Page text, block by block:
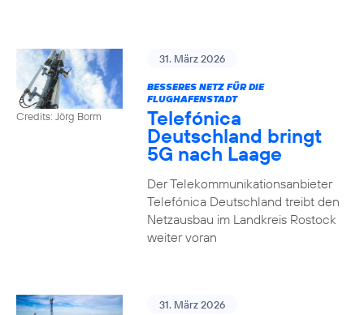
Credits: Jörg Borm
31. März 2026
BESSERES NETZ FÜR DIE
FLUGHAFENSTADT
Telefónica
Deutschland bringt
5G nach Laage
Der Telekommunikationsanbieter
Telefónica Deutschland treibt den
Netzausbau im Landkreis Rostock
weiter voran
31. März 2026